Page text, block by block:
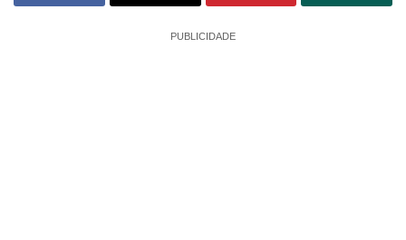
PUBLICIDADE